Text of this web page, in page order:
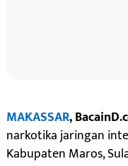
MAKASSAR,
narkotika jaringan
Kabupaten Maros,